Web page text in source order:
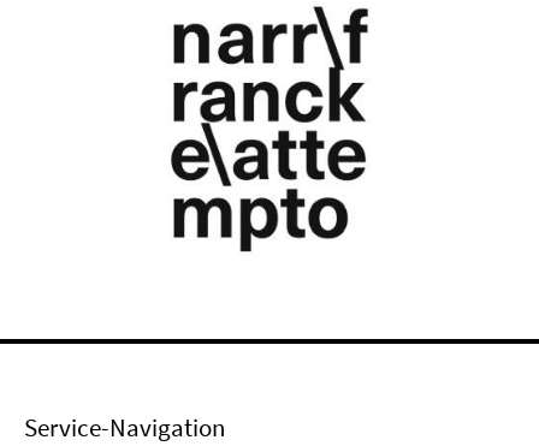
Service-Navigation